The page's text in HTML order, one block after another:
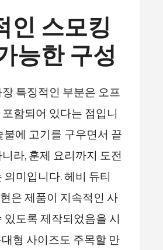
인 스모킹
능한 구성
특징적인 부분은 오프
함되어 있다는 점입니
불에 고기를 구우면서 끝
라, 훈제 요리까지 도전
의미입니다. 헤비 듀티
은 제품이 지속적인 사
있도록 제작되었음을 시
형 사이즈도 주목할 만